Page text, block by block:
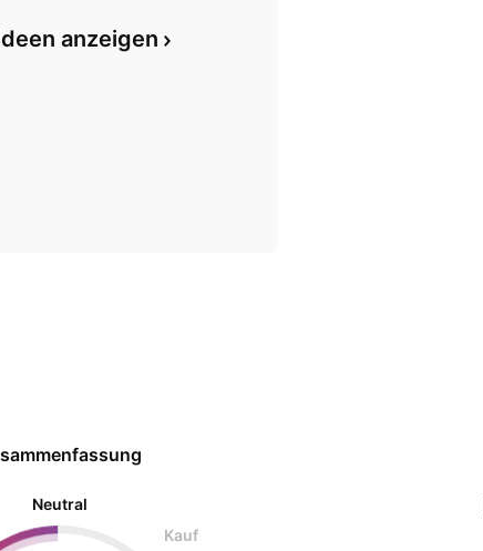
anzeigen
Neutral
Kauf